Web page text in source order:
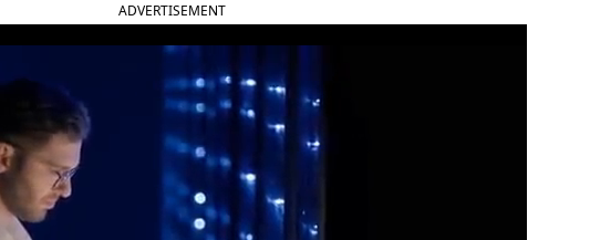
ADVERTISEMENT